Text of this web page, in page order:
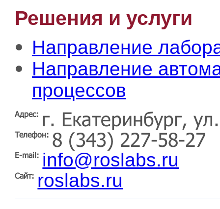
Решения и услуги
Направление
Направление
процессов
Адрес: г. Екатеринбург,
Телефон: 8 (343) 227-58-27
E-mail: info@roslabs.ru
Сайт: roslabs.ru